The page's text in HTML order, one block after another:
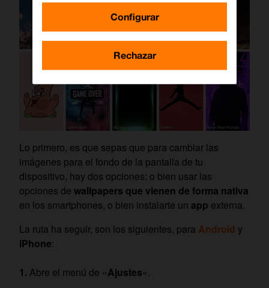
Lo primero, es que sepas que para cambiar las
imágenes para el fondo de la pantalla de tu
dispositivo, hay dos opciones: o bien usar las
opciones de wallpapers que vienen de forma nativa
en los smartphones, o bien instalarte un app externa.
La ruta ha seguir, son los siguientes, para Android y
iPhone:
Abre el menú de «Ajustes«.
Configurar
Rechazar